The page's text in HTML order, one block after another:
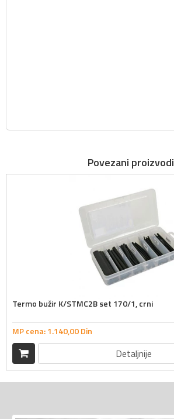
Povezani proizvodi
Termo bužir K/STMC2B set 170/1, crni
MP cena:1.140,00Din
Detaljnije